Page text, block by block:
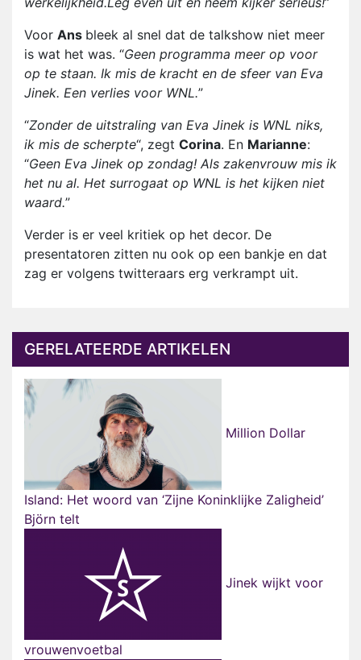
Voor Ans bleek al snel dat de talkshow niet meer
is wat het was. “Geen programma meer op voor
op te staan. Ik mis de kracht en de sfeer van Eva
Jinek. Een verlies voor WNL.”
“Zonder de uitstraling van Eva Jinek is WNL niks,
ik mis de scherpte“, zegt Corina. En Marianne:
“Geen Eva Jinek op zondag! Als zakenvrouw mis ik
het nu al. Het surrogaat op WNL is het kijken niet
waard.”
Verder is er veel kritiek op het decor. De
presentatoren zitten nu ook op een bankje en dat
zag er volgens twitteraars erg verkrampt uit.
GERELATEERDE ARTIKELEN
Million Dollar
Island: Het woord van ‘Zijne Koninklijke Zaligheid’
Björn telt
Jinek wijkt voor
vrouwenvoetbal